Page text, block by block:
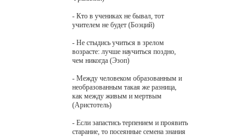
- Кто в учениках не бывал, тот
учителем не будет (Боэций)
- Не стыдись учиться в зрелом
возрасте: лучше научиться поздно,
чем никогда (Эзоп)
- Между человеком образованным и
необразованным такая же разница,
как между живым и мертвым
(Аристотель)
- Если запастись терпением и проявить
старание, то посеянные семена знания